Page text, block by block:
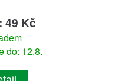
49 Kč
do: 12.8.